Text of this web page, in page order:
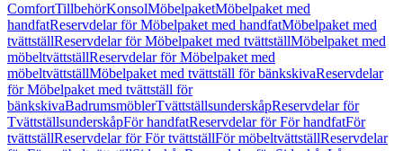
ComfortTillbehörKonsolMöbelpaketMöbelpaket med
handfatReservdelar för Möbelpaket med handfatMöbelpaket med
tvättställReservdelar för Möbelpaket med tvättställMöbelpaket med
möbeltvättställReservdelar för Möbelpaket med
möbeltvättställMöbelpaket med tvättställ för bänkskivaReservdelar
för Möbelpaket med tvättställ för
bänkskivaBadrumsmöblerTvättställsunderskåpReservdelar för
TvättställsunderskåpFör handfatReservdelar för För handfatFör
tvättställReservdelar för För tvättställFör möbeltvättställReservdelar